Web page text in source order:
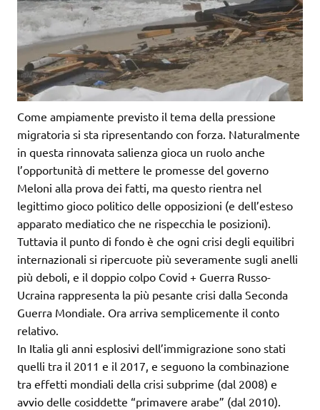
Come ampiamente previsto il tema della pressione
migratoria si sta ripresentando con forza. Naturalmente
in questa rinnovata salienza gioca un ruolo anche
l’opportunità di mettere le promesse del governo
Meloni alla prova dei fatti, ma questo rientra nel
legittimo gioco politico delle opposizioni (e dell’esteso
apparato mediatico che ne rispecchia le posizioni).
Tuttavia il punto di fondo è che ogni crisi degli equilibri
internazionali si ripercuote più severamente sugli anelli
più deboli, e il doppio colpo Covid + Guerra Russo-
Ucraina rappresenta la più pesante crisi dalla Seconda
Guerra Mondiale. Ora arriva semplicemente il conto
relativo.
In Italia gli anni esplosivi dell’immigrazione sono stati
quelli tra il 2011 e il 2017, e seguono la combinazione
tra effetti mondiali della crisi subprime (dal 2008) e
avvio delle cosiddette “primavere arabe” (dal 2010).